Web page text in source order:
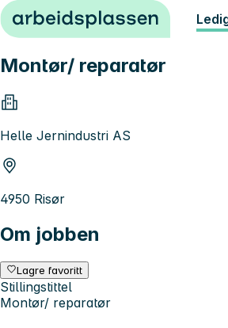
Hopp til innhold
Montør/ reparatør
Helle Jernindustri AS
4950 Risør
Om jobben
Lagre favoritt
Stillingstittel
Montør/ reparatør